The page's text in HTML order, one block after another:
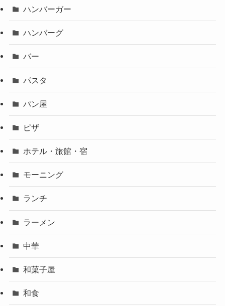
ハンバーガー
ハンバーグ
バー
パスタ
パン屋
ピザ
ホテル・旅館・宿
モーニング
ランチ
ラーメン
中華
和菓子屋
和食